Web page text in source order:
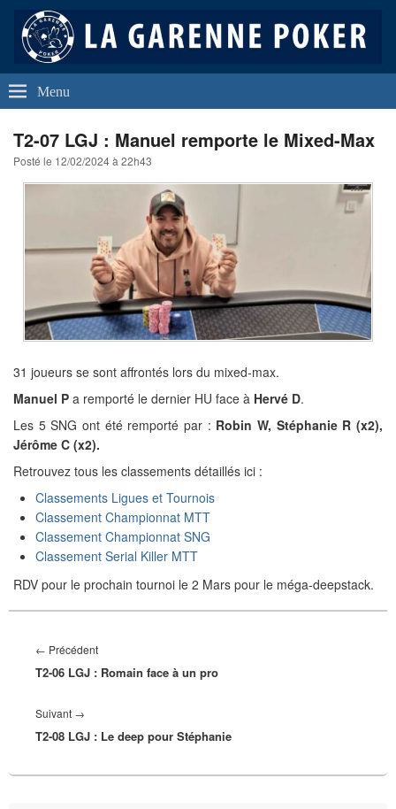
La Garenne Poker
Club de Poker de La Garenne Colombes (92250)
Menu
T2-07 LGJ : Manuel remporte le Mixed-Max
Posté le 12/02/2024 à 22h43
31 joueurs se sont affrontés lors du mixed-max.
Manuel P a remporté le dernier HU face à Hervé D.
Les 5 SNG ont été remporté par : Robin W, Stéphanie R (x2),
Jérôme C (x2).
Retrouvez tous les classements détaillés ici :
Classements Ligues et Tournois
Classement Championnat MTT
Classement Championnat SNG
Classement Serial Killer MTT
RDV pour le prochain tournoi le 2 Mars pour le méga-deepstack.
← PrécédentArticle
précédent :
T2-06 LGJ : Romain face à un pro
Suivant →
suivant :
T2-08 LGJ : Le deep pour Stéphanie